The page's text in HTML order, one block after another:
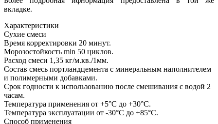
вкладке.
Характеристики
Сухие смеси
Время корректировки 20 минут.
Морозостойкость min 50 циклов.
Расход смеси 1,35 кг/м.кв./1мм.
Состав смесь портландцемента с минеральным наполнителем
и полимерными добавками.
Срок годности к использованию после смешивания с водой 2
часам.
Температура применения от +5°C до +30°C.
Температура эксплуатации от -30°C до +85°C.
Способ применения